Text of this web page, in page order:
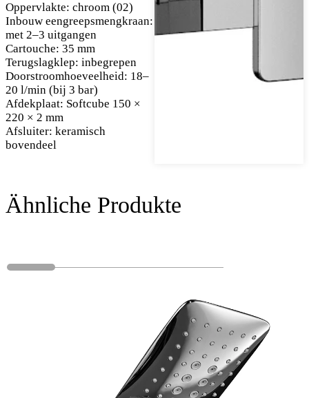
Oppervlakte: chroom (02)
Inbouw eengreepsmengkraan:
met 2–3 uitgangen
Cartouche: 35 mm
Terugslagklep: inbegrepen
Doorstroomhoeveelheid: 18–
20 l/min (bij 3 bar)
Afdekplaat: Softcube 150 ×
220 × 2 mm
Afsluiter: keramisch
bovendeel
Ähnliche Produkte